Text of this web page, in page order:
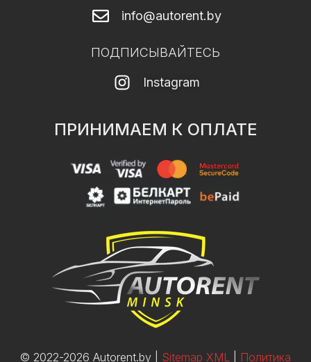
info@autorent.by
ПОДПИСЫВАЙТЕСЬ
Instagram
ПРИНИМАЕМ К ОПЛАТЕ
© 2022-2026 Autorent.by | Sitemap XML Политика